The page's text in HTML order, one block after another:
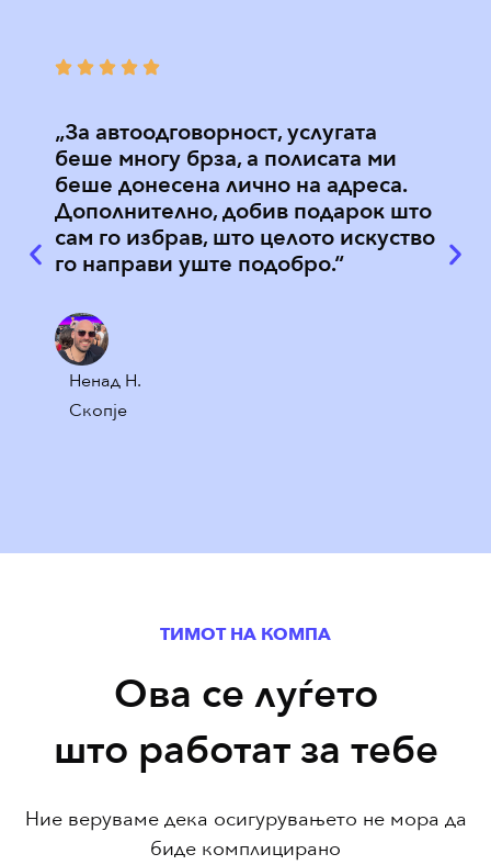
„За автоодговорност, услугата
беше многу брза, а полисата ми
беше донесена лично на адреса.
Дополнително, добив подарок што
сам го избрав, што целото искуство
го направи уште подобро.“
Ненад Н.
Скопје
ТИМОТ НА КОМПА
Ова се луѓето
што работат за тебе
Ние веруваме дека осигурувањето не мора да
биде комплицирано